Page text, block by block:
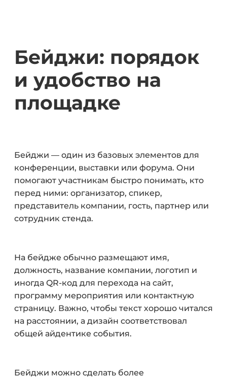
Бейджи: порядок
и удобство на
площадке
Бейджи — один из базовых элементов для
конференции, выставки или форума. Они
помогают участникам быстро понимать, кто
перед ними: организатор, спикер,
представитель компании, гость, партнер или
сотрудник стенда.
На бейдже обычно размещают имя,
должность, название компании, логотип и
иногда QR-код для перехода на сайт,
программу мероприятия или контактную
страницу. Важно, чтобы текст хорошо читался
на расстоянии, а дизайн соответствовал
общей айдентике события.
Бейджи можно сделать более